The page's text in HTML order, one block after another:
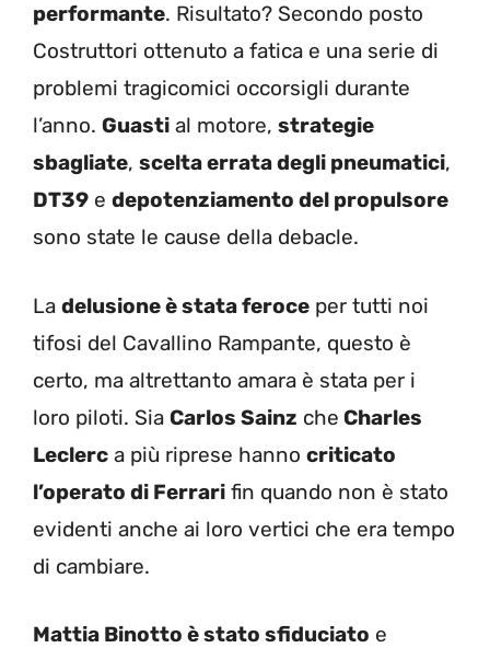
performante. Risultato? Secondo posto
Costruttori ottenuto a fatica e una serie di
problemi tragicomici occorsigli durante
l’anno. Guasti al motore, strategie
sbagliate, scelta errata degli pneumatici,
DT39 e depotenziamento del propulsore
sono state le cause della debacle.
La delusione è stata feroce per tutti noi
tifosi del Cavallino Rampante, questo è
certo, ma altrettanto amara è stata per i
loro piloti. Sia Carlos Sainz che Charles
Leclerc a più riprese hanno criticato
l’operato di Ferrari fin quando non è stato
evidenti anche ai loro vertici che era tempo
di cambiare.
Mattia Binotto è stato sfiduciato e